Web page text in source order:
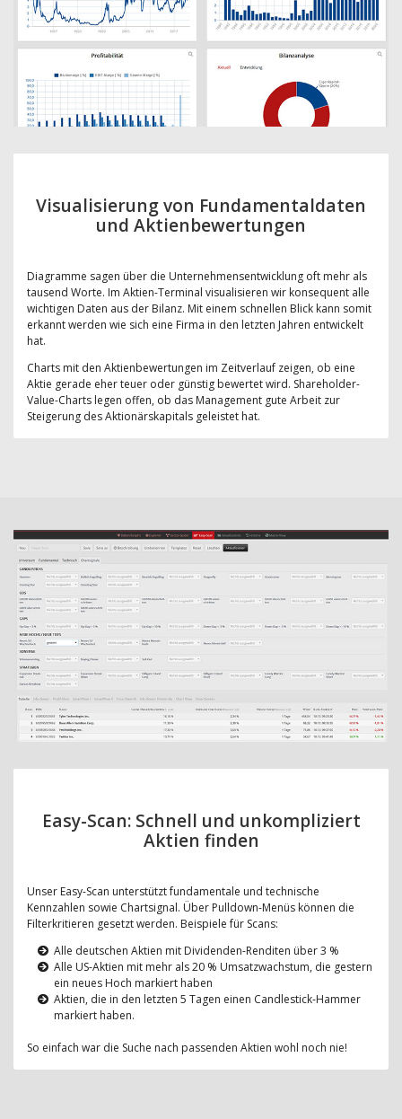
Visualisierung von Fundamentaldaten
und Aktienbewertungen
Diagramme sagen über die Unternehmensentwicklung oft mehr als
tausend Worte. Im Aktien-Terminal visualisieren wir konsequent alle
wichtigen Daten aus der Bilanz. Mit einem schnellen Blick kann somit
erkannt werden wie sich eine Firma in den letzten Jahren entwickelt
hat.
Charts mit den Aktienbewertungen im Zeitverlauf zeigen, ob eine
Aktie gerade eher teuer oder günstig bewertet wird. Shareholder-
Value-Charts legen offen, ob das Management gute Arbeit zur
Steigerung des Aktionärskapitals geleistet hat.
Easy-Scan: Schnell und unkompliziert
Aktien finden
Unser Easy-Scan unterstützt fundamentale und technische
Kennzahlen sowie Chartsignal. Über Pulldown-Menüs können die
Filterkritieren gesetzt werden. Beispiele für Scans:
Alle deutschen Aktien mit Dividenden-Renditen über 3 %
Alle US-Aktien mit mehr als 20 % Umsatzwachstum, die gestern
ein neues Hoch markiert haben
Aktien, die in den letzten 5 Tagen einen Candlestick-Hammer
markiert haben.
So einfach war die Suche nach passenden Aktien wohl noch nie!